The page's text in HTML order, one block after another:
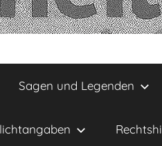
Sagen und Legenden